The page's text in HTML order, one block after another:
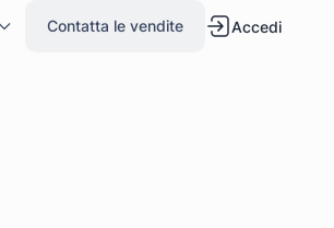
Contatta le vendite Accedi